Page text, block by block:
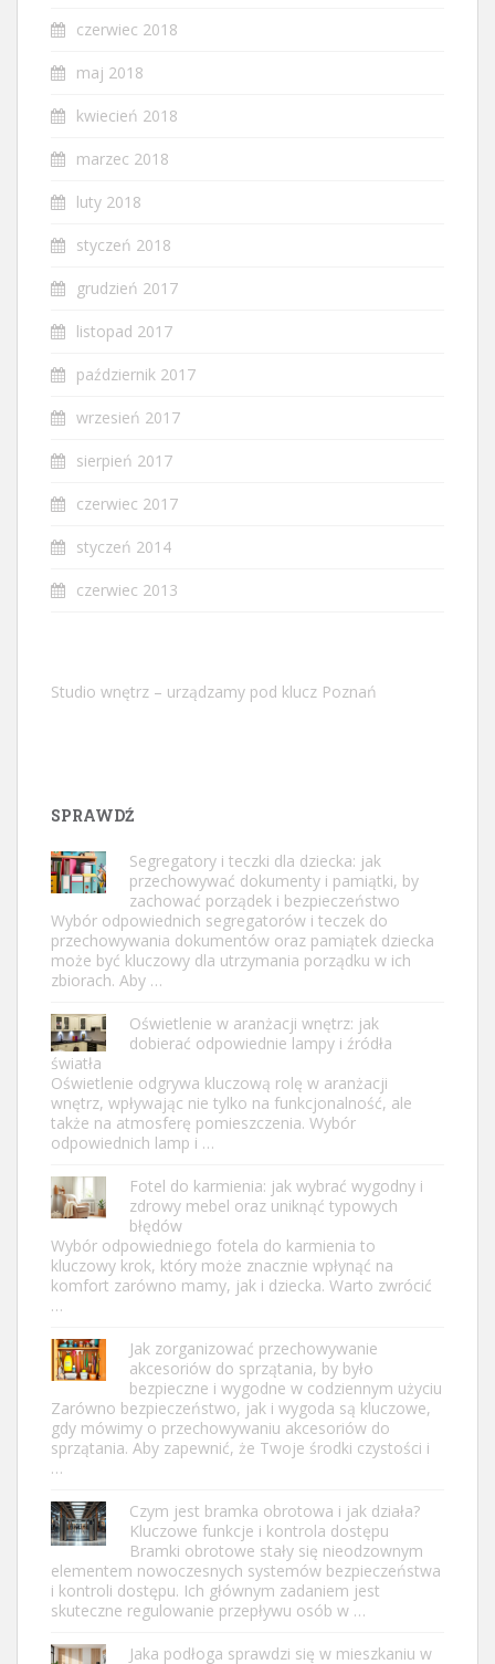
czerwiec 2018
maj 2018
kwiecień 2018
marzec 2018
luty 2018
styczeń 2018
grudzień 2017
listopad 2017
październik 2017
wrzesień 2017
sierpień 2017
czerwiec 2017
styczeń 2014
czerwiec 2013
Studio wnętrz – urządzamy pod klucz Poznań
SPRAWDŹ
Segregatory i teczki dla dziecka: jak
przechowywać dokumenty i pamiątki, by
zachować porządek i bezpieczeństwo
Wybór odpowiednich segregatorów i teczek do
przechowywania dokumentów oraz pamiątek dziecka
może być kluczowy dla utrzymania porządku w ich
zbiorach. Aby …
Oświetlenie w aranżacji wnętrz: jak
dobierać odpowiednie lampy i źródła
światła
Oświetlenie odgrywa kluczową rolę w aranżacji
wnętrz, wpływając nie tylko na funkcjonalność, ale
także na atmosferę pomieszczenia. Wybór
odpowiednich lamp i …
Fotel do karmienia: jak wybrać wygodny i
zdrowy mebel oraz uniknąć typowych
błędów
Wybór odpowiedniego fotela do karmienia to
kluczowy krok, który może znacznie wpłynąć na
komfort zarówno mamy, jak i dziecka. Warto zwrócić
…
Jak zorganizować przechowywanie
akcesoriów do sprzątania, by było
bezpieczne i wygodne w codziennym użyciu
Zarówno bezpieczeństwo, jak i wygoda są kluczowe,
gdy mówimy o przechowywaniu akcesoriów do
sprzątania. Aby zapewnić, że Twoje środki czystości i
…
Czym jest bramka obrotowa i jak działa?
Kluczowe funkcje i kontrola dostępu
Bramki obrotowe stały się nieodzownym
elementem nowoczesnych systemów bezpieczeństwa
i kontroli dostępu. Ich głównym zadaniem jest
skuteczne regulowanie przepływu osób w …
Jaka podłoga sprawdzi się w mieszkaniu w